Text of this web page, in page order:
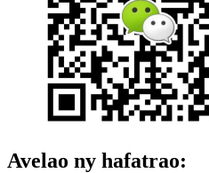
Avelao ny hafatrao: